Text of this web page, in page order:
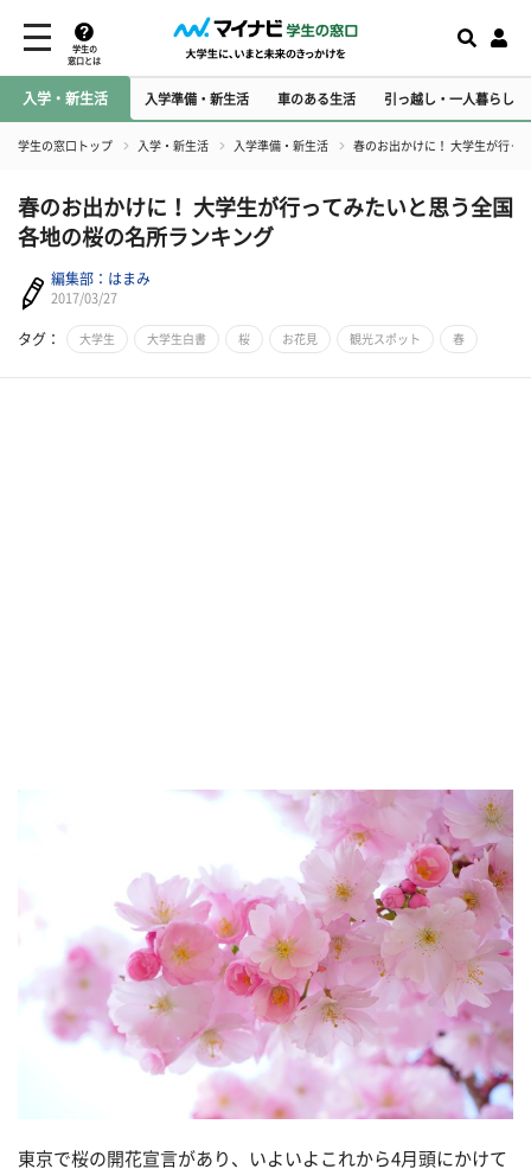
学生の
窓口とは
入学・新生活 入学準備・新生活 車のある生活 引っ越し・一人暮らし
学生の窓口トップ 入学・新生活 入学準備・新生活 春のお出かけに！ 大学生が行っ
春のお出かけに！ 大学生が行ってみたいと思う全国
各地の桜の名所ランキング
編集部：はまみ
2017/03/27
タグ： 大学生 大学生白書 桜 お花見 観光スポット 春
東京で桜の開花宣言があり、いよいよこれから4月頭にかけて